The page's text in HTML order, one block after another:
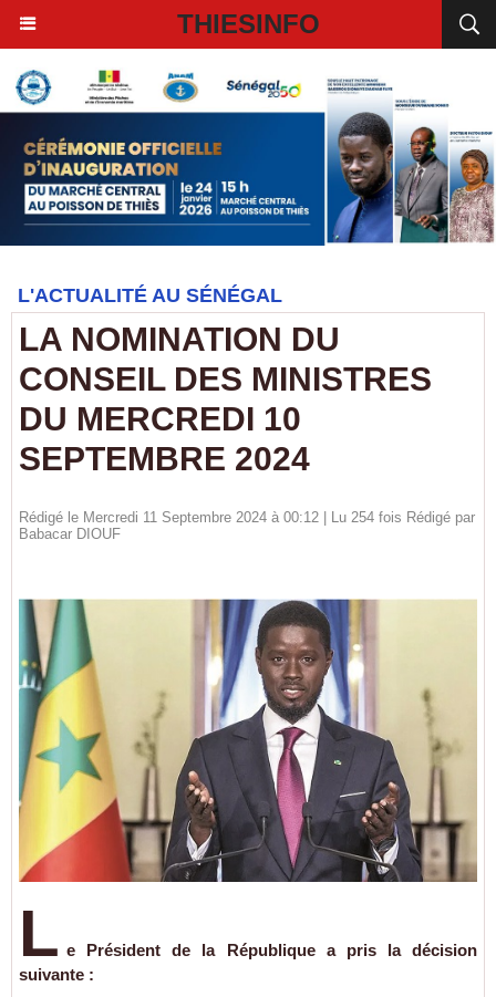
THIESINFO
L'ACTUALITÉ AU SÉNÉGAL
LA NOMINATION DU
CONSEIL DES MINISTRES
DU MERCREDI 10
SEPTEMBRE 2024
Rédigé le Mercredi 11 Septembre 2024 à 00:12 | Lu 254 fois Rédigé par
Babacar DIOUF
L e Président de la République a pris la décision
suivante :